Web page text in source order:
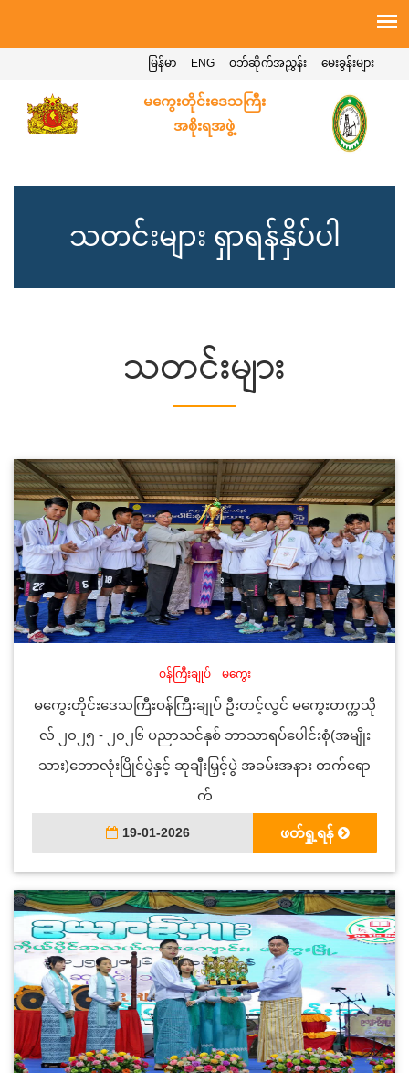
မေးခွန်းများ
ဝဘ်ဆိုက်အညွှန်း
ENG
မြန်မာ
မကွေးတိုင်းဒေသကြီး
အစိုးရအဖွဲ့
သတင်းများ ရှာရန်နှိပ်ပါ
သတင်းများ
ဝန်ကြီးချုပ်| မကွေး
မကွေးတိုင်းဒေသကြီးဝန်ကြီးချုပ် ဦးတင့်လွင် မကွေးတက္ကသို
လ် ၂၀၂၅ - ၂၀၂၆ ပညာသင်နှစ် ဘာသာရပ်ပေါင်းစုံ(အမျိုး
သား)ဘောလုံးပြိုင်ပွဲနှင့် ဆုချီးမြှင့်ပွဲ အခမ်းအနား တက်ရော
က်
19-01-2026 ဖတ်ရှု့ရန်